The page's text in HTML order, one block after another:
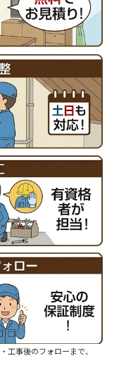
工事後のフォローまで、